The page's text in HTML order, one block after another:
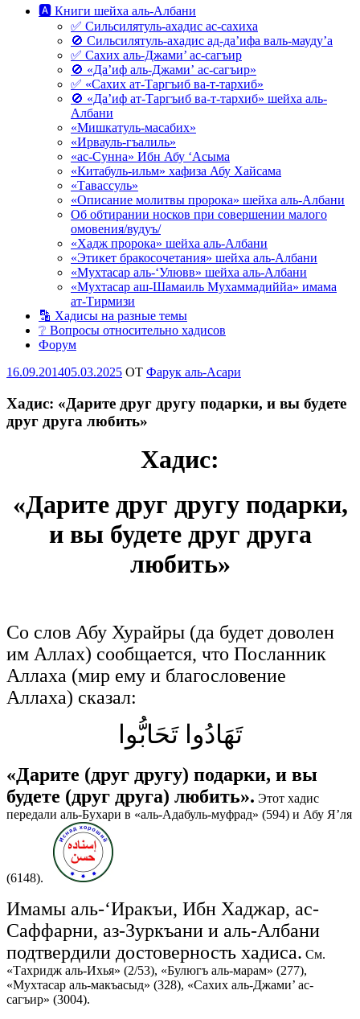
🅰 Книги шейха аль-Албани
✅ Сильсилятуль-ахадис ас-сахиха
🚫 Сильсилятуль-ахадис ад-да’ифа валь-мауду’а
✅ Сахих аль-Джами’ ас-сагъир
🚫 «Да’иф аль-Джами’ ас-сагъир»
✅ «Сахих ат-Таргъиб ва-т-тархиб»
🚫 «Да’иф ат-Таргъиб ва-т-тархиб» шейха аль-
Албани
«Мишкатуль-масабих»
«Ирвауль-гъалиль»
«ас-Сунна» Ибн Абу ‘Асыма
«Китабуль-ильм» хафиза Абу Хайсама
«Тавассуль»
«Описание молитвы пророка» шейха аль-Албани
Об обтирании носков при совершении малого
омовения/вудуъ/
«Хадж пророка» шейха аль-Албани
«Этикет бракосочетания» шейха аль-Албани
«Мухтасар аль-‘Улювв» шейха аль-Албани
«Мухтасар аш-Шамаиль Мухаммадиййа» имама
ат-Тирмизи
🔡 Хадисы на разные темы
❔ Вопросы относительно хадисов
Форум
Опубликовано
16.09.201405.03.2025 OT Фарук аль-Асари
Хадис: «Дарите друг другу подарки, и вы будете
друг друга любить»
Хадис:
«Дарите друг другу подарки,
и вы будете друг друга
любить»
Со слов Абу Хурайры (да будет доволен
им Аллах) сообщается, что Посланник
Аллаха (мир ему и благословение
Аллаха) сказал:
تَهَادُوا تَحَابُّوا
«Дарите (друг другу) подарки, и вы
будете (друг друга) любить». Этот хадис
передали аль-Бухари в «аль-Адабуль-муфрад» (594) и Абу Я’ля
(6148).
Имамы аль-‘Иракъи, Ибн Хаджар, ас-
Саффарни, аз-Зуркъани и аль-Албани
подтвердили достоверность хадиса. См.
«Тахридж аль-Ихья» (2/53), «Булюгъ аль-марам» (277),
«Мухтасар аль-макъасыд» (328), «Сахих аль-Джами’ ас-
сагъир» (3004).